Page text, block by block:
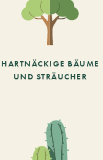
HARTNÄCKIGE BÄUME
UND STRÄUCHER